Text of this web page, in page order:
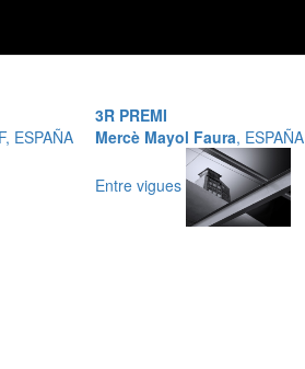
ESPAÑA
3R PREMI
Mercè Mayol Faura, ESPAÑA
Entre vigues